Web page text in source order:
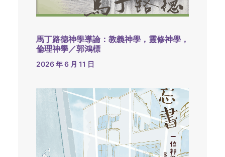
馬丁路德神學導論：教義神學，靈修神學，
倫理神學／郭鴻標
2026 年 6 月 11 日